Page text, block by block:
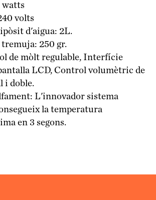
watts
volts
d'aigua: 2L.
250 gr.
de mòlt regulable, Interfície
LCD, Control volumètric de
i doble.
L'innovador sistema
la temperatura
en 3 segons.